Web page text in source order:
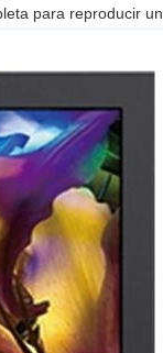
para reproducir